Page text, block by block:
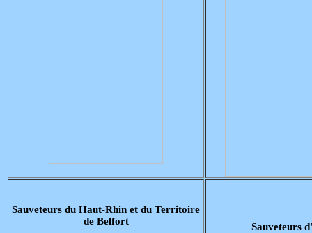
Sauveteurs du Haut-Rhin et du Territoire
de Belfort
Sauveteurs